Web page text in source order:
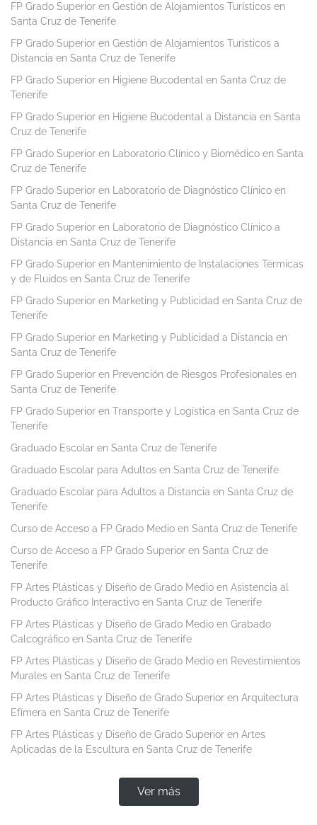
FP Grado Superior en Gestión de Alojamientos Turísticos en
Santa Cruz de Tenerife
FP Grado Superior en Gestión de Alojamientos Turísticos a
Distancia en Santa Cruz de Tenerife
FP Grado Superior en Higiene Bucodental en Santa Cruz de
Tenerife
FP Grado Superior en Higiene Bucodental a Distancia en Santa
Cruz de Tenerife
FP Grado Superior en Laboratorio Clínico y Biomédico en Santa
Cruz de Tenerife
FP Grado Superior en Laboratorio de Diagnóstico Clínico en
Santa Cruz de Tenerife
FP Grado Superior en Laboratorio de Diagnóstico Clínico a
Distancia en Santa Cruz de Tenerife
FP Grado Superior en Mantenimiento de Instalaciones Térmicas
y de Fluidos en Santa Cruz de Tenerife
FP Grado Superior en Marketing y Publicidad en Santa Cruz de
Tenerife
FP Grado Superior en Marketing y Publicidad a Distancia en
Santa Cruz de Tenerife
FP Grado Superior en Prevención de Riesgos Profesionales en
Santa Cruz de Tenerife
FP Grado Superior en Transporte y Logística en Santa Cruz de
Tenerife
Graduado Escolar en Santa Cruz de Tenerife
Graduado Escolar para Adultos en Santa Cruz de Tenerife
Graduado Escolar para Adultos a Distancia en Santa Cruz de
Tenerife
Curso de Acceso a FP Grado Medio en Santa Cruz de Tenerife
Curso de Acceso a FP Grado Superior en Santa Cruz de
Tenerife
FP Artes Plásticas y Diseño de Grado Medio en Asistencia al
Producto Gráfico Interactivo en Santa Cruz de Tenerife
FP Artes Plásticas y Diseño de Grado Medio en Grabado
Calcográfico en Santa Cruz de Tenerife
FP Artes Plásticas y Diseño de Grado Medio en Revestimientos
Murales en Santa Cruz de Tenerife
FP Artes Plásticas y Diseño de Grado Superior en Arquitectura
Efímera en Santa Cruz de Tenerife
FP Artes Plásticas y Diseño de Grado Superior en Artes
Aplicadas de la Escultura en Santa Cruz de Tenerife
Ver más